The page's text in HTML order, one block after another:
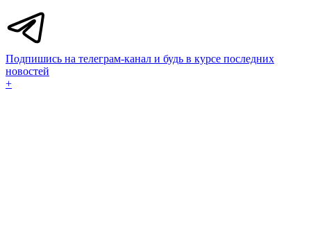
Подпишись на телеграм-канал и будь в курсе последних
новостей
+